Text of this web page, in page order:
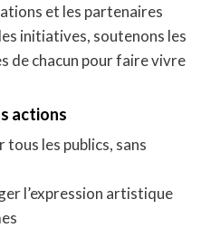
et les partenaires
initiatives, soutenons les
de chacun pour faire vivre
actions
tous les publics, sans
l’expression artistique